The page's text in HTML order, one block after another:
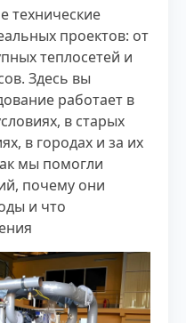
технические
проектов: от
теплосетей и
Здесь вы
работает в
в старых
в городах и за их
мы помогли
почему они
и что